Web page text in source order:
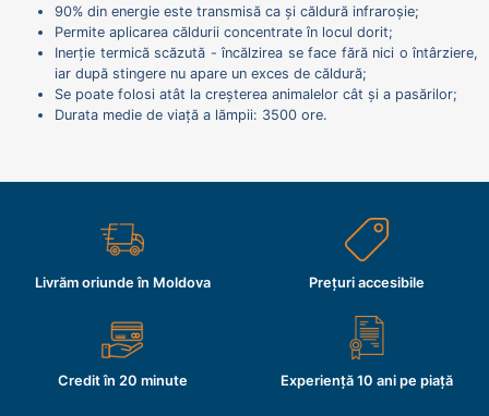
90% din energie este transmisă ca și căldură infraroșie;
Permite aplicarea căldurii concentrate în locul dorit;
Inerție termică scăzută - încălzirea se face fără nici o întârziere,
iar după stingere nu apare un exces de căldură;
Se poate folosi atât la creșterea animalelor cât și a pasărilor;
Durata medie de viață a lămpii: 3500 ore.
Livrăm oriunde în Moldova Prețuri accesibile
Credit în 20 minute Experiență 10 ani pe piață